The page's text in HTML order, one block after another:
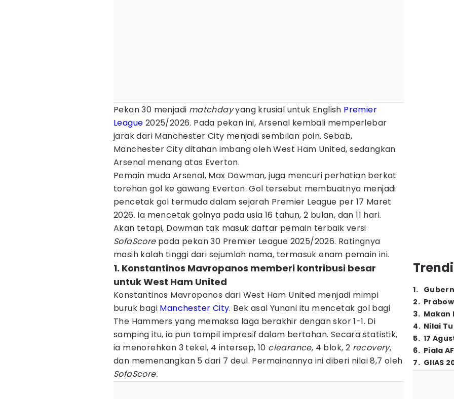
Pekan 30 menjadi matchdayyang krusial untuk English Premier
League 2025/2026. Pada pekan ini, Arsenal kembali memperlebar
jarak dari Manchester City menjadi sembilan poin. Sebab,
Manchester City ditahan imbang oleh West Ham United, sedangkan
Arsenal menang atas Everton.
Pemain muda Arsenal, Max Dowman, juga mencuri perhatian berkat
torehan gol ke gawang Everton. Gol tersebut membuatnya menjadi
pencetak gol termuda dalam sejarah Premier League per 17 Maret
2026. Ia mencetak golnya pada usia 16 tahun, 2 bulan, dan 11 hari.
Akan tetapi, Dowman tak masuk daftar pemain terbaik versi
SofaScorepada pekan 30 Premier League 2025/2026. Ratingnya
masih kalah tinggi dari sejumlah nama, termasuk enam pemain ini.
1. Konstantinos Mavropanos memberi kontribusi besar
untuk West Ham United
Konstantinos Mavropanos dari West Ham United menjadi mimpi
buruk bagi Manchester City. Bek asal Yunani itu mencetak gol bagi
The Hammers yang memaksa laga berakhir dengan skor 1-1. Di
samping itu, ia pun tampil impresif dalam bertahan. Secara statistik,
ia menorehkan 3 tekel, 4 intersep, 10 clearance, 4 blok, 2 recovery,
dan memenangkan 5 dari 7 deul. Permainannya ini diberi nilai 8,7 oleh
SofaScore.
1.
2.
3. Makan
4. Nilai
5. 17
6. Piala
7. GIIAS